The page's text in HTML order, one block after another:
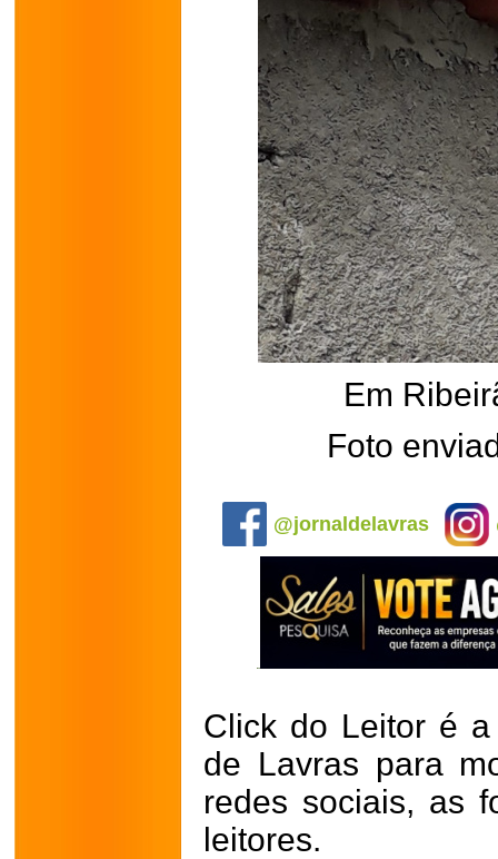
Em
Foto
@jornaldelavras
Click do Leitor é
de Lavras para
redes sociais, as
leitores.